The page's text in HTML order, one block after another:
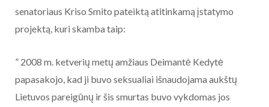
senatoriaus Kriso Smito pateiktą atitinkamą įstatymo
projektą, kuri skamba taip:
” 2008 m. ketverių metų amžiaus Deimantė Kedytė
papasakojo, kad ji buvo seksualiai išnaudojama aukštų
Lietuvos pareigūnų ir šis smurtas buvo vykdomas jos